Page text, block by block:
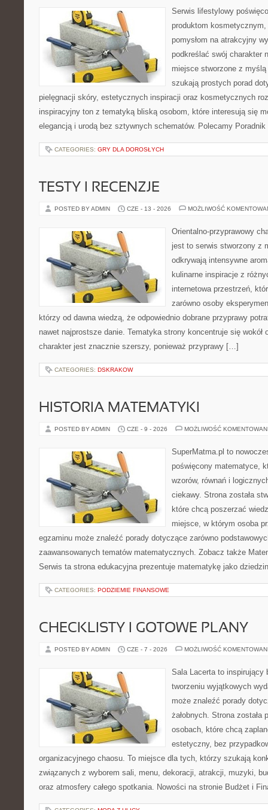
Serwis lifestylowy
produktom
pomysłom na atrakcyjny
podkreślać swój charakter
miejsce stworzone z
szukają prostych porad
pielęgnacji skóry, estetycznych inspiracji oraz kosmetycznych
inspiracyjny ton z tematyką bliską osobom, które interesują się
elegancją i urodą bez sztywnych schematów. Polecamy
CATEGORIES: GRY DLA DOROSŁYCH
TESTY I RECENZJE
POSTED BY ADMIN CZE - 13 - 2026 MOŻLIWOŚĆ
Orientalno-przyprawowy
jest to serwis stworzony z
odkrywają intensywne
kulinarne inspiracje z
internetowa przestrzeń,
zarówno osoby
którzy od dawna wiedzą, że odpowiednio dobrane przyprawy
nawet najprostsze danie. Tematyka strony koncentruje się wokół
charakter jest znacznie szerszy, ponieważ przyprawy […]
CATEGORIES: DSKRAKOW
HISTORIA MATEMATYKI
POSTED BY ADMIN CZE - 9 - 2026 MOŻLIWOŚĆ
SuperMatma.pl to
poświęcony matematyce,
wzorów, równań i
ciekawy. Strona została
które chcą poszerzać
miejsce, w którym osoba
egzaminu może znaleźć porady dotyczące zarówno
zaawansowanych tematów matematycznych. Zobacz także
Serwis ta strona edukacyjna prezentuje matematykę jako
CATEGORIES: PODZIEMIE FINANSOWE
CHECKLISTY I GOTOWE PLANY
POSTED BY ADMIN CZE - 7 - 2026 MOŻLIWOŚĆ
Sala Lacerta to inspirujący
tworzeniu wyjątkowych
może znaleźć porady
żałobnych. Strona została
osobach, które chcą
estetyczny, bez
organizacyjnego chaosu. To miejsce dla tych, którzy szukają
związanych z wyborem sali, menu, dekoracji, atrakcji, muzyki,
oraz atmosfery całego spotkania. Nowości na stronie Budżet i